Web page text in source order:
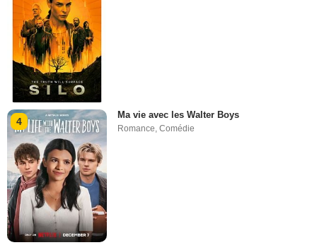
4
Ma vie avec les Walter Boys
Romance ,Comédie